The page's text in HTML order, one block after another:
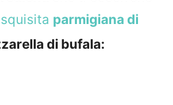
parmigiana di
di bufala: